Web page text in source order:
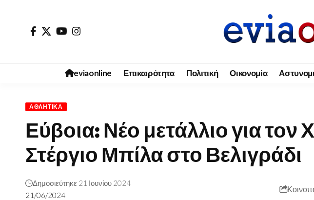
eviaonline Επικαιρότητα Πολιτική Οικονομία
ΑΘΛΗΤΙΚΆ
Εύβοια: Νέο μετάλλιο για τον
Στέργιο Μπίλα στο Βελιγράδι
21/06/2024
Δημοσιεύτηκε 21 Ιουνίου 2024